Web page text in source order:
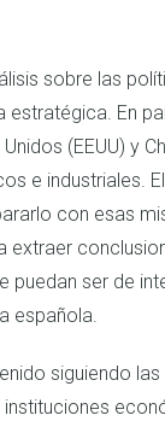
sobre las
En
(EEUU) y
e industriales.
con esas
extraer
puedan ser de
española.
siguiendo las